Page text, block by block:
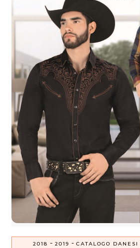
2018 - 2019 - CATALOGO DANESI